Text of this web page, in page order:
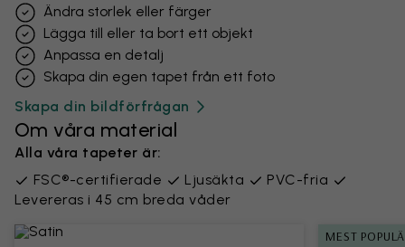
Ändra storlek eller färger
Lägga till eller ta bort ett objekt
Anpassa en detalj
Skapa din egen tapet från ett foto
Skapa din bildförfrågan
Om våra material
Alla våra tapeter är:
FSC®-certifierade
Ljusäkta
PVC-fria
Levereras i 45 cm breda våder
MEST